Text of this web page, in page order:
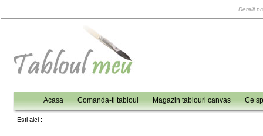
Detalii
Acasa Comanda-ti tabloul Magazin tablouri canvas Ce
Esti aici :